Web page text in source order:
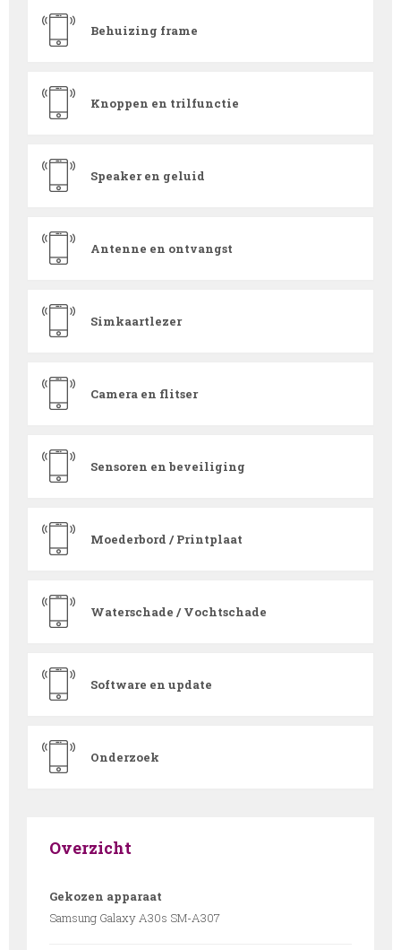
Behuizing frame
Knoppen en trilfunctie
Speaker en geluid
Antenne en ontvangst
Simkaartlezer
Camera en flitser
Sensoren en beveiliging
Moederbord / Printplaat
Waterschade / Vochtschade
Software en update
Onderzoek
Overzicht
Gekozen apparaat
Samsung Galaxy A30s SM-A307